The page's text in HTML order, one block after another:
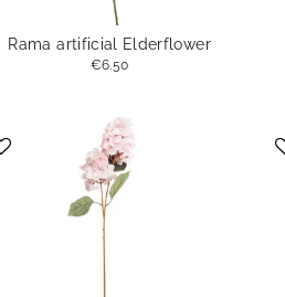
Rama artificial Elderflower
€6.50